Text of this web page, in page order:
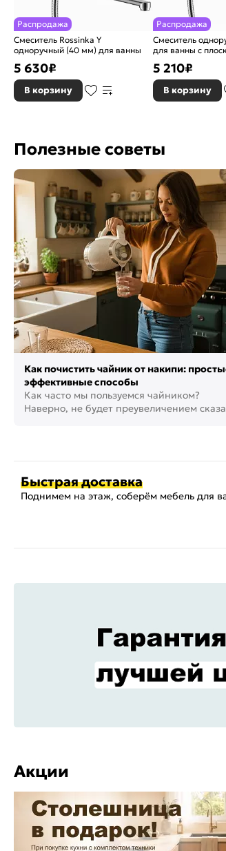
Распродажа
Смеситель Rossinka Y
одноручный (40 мм) для ванны
5 630₽
В корзину
Распродажа
Смеситель
для ванны с
5 210₽
В корзину
Полезные советы
Как почистить чайник от накипи:
эффективные способы
Как часто мы пользуемся чайником?
Наверно, не будет преувеличением
Быстрая доставка
Поднимем на этаж, соберём мебель для
Акции